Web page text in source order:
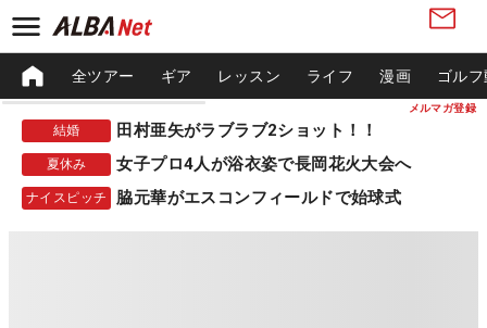
メルマガ登録
全ツアー ギア レッスン ライフ 漫画 ゴル
結婚 田村亜矢がラブラブ2ショット！！
夏休み 女子プロ4人が浴衣姿で長岡花火大会へ
ナイスピッチ 脇元華がエスコンフィールドで始球式